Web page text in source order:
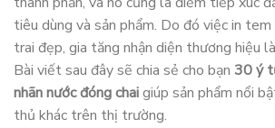
tiêu dùng và sản phẩm. Do đó việc in tem
trai đẹp, gia tăng nhận diện thương hiệu
Bài viết sau đây sẽ chia sẻ cho bạn 30 ý
nhãn nước đóng chaigiúp sản phẩm nổi
thủ khác trên thị trường.